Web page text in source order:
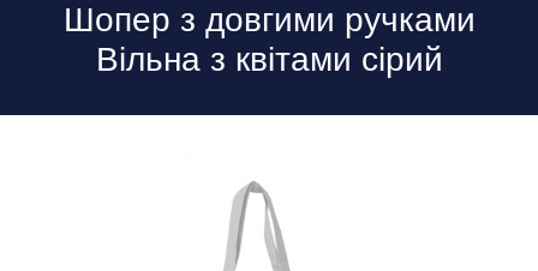
Шопер з довгими ручками
Вільна з квітами сірий